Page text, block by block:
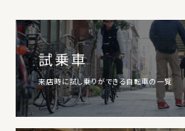
試乗車
来店時に試し乗りができる自転車の一覧